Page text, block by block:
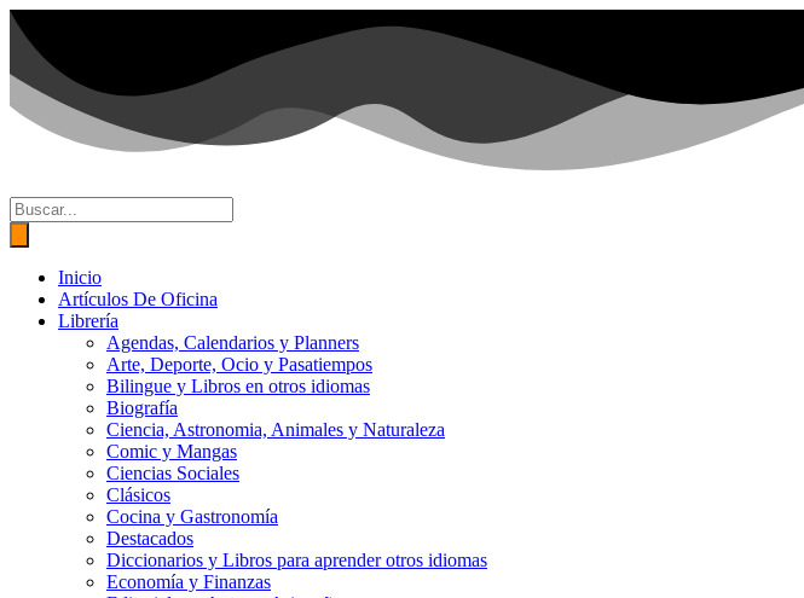
Ir
contenido
Búsqueda
de
productos
Inicio
Artículos De Oficina
Librería
Agendas, Calendarios y Planners
Arte, Deporte, Ocio y Pasatiempos
Bilingue y Libros en otros idiomas
Biografía
Ciencia, Astronomia, Animales y Naturaleza
Comic y Mangas
Ciencias Sociales
Clásicos
Cocina y Gastronomía
Destacados
Diccionarios y Libros para aprender otros idiomas
Economía y Finanzas